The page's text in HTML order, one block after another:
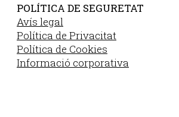
POLÍTICA DE SEGURETAT
Avís legal
Política de Privacitat
Política de Cookies
Informació corporativa